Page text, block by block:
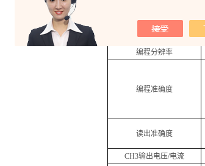
显示分辨率
编程分辨率
编程准确度
读出准确度
CH3输出电压/电流